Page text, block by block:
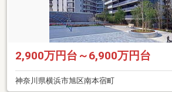
2,900万円台～6,900万円台
神奈川県横浜市旭区南本宿町